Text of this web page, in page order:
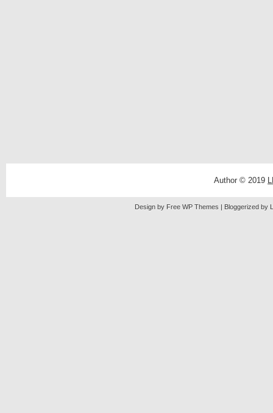
Author © 2019
Design by Free WP Themes | Bloggerized by